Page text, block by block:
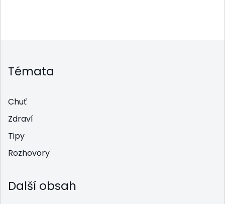
Témata
Chuť
Zdraví
Tipy
Rozhovory
Další obsah